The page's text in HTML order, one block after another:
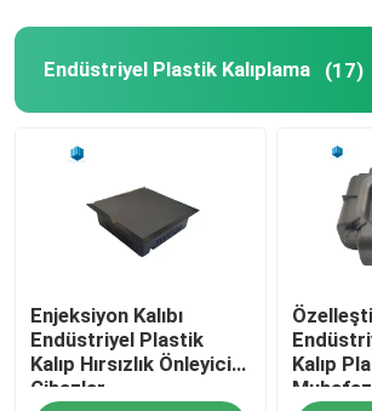
Endüstriyel Plastik Kalıplama (17)
Enjeksiyon Kalıbı
Endüstriyel Plastik
Kalıp Hırsızlık Önleyici
Cihazlar
Kalıp